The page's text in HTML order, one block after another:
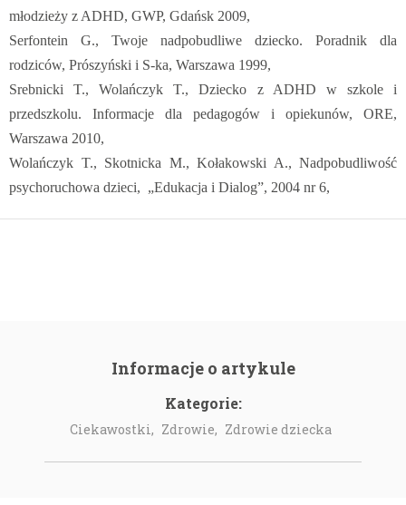
młodzieży z ADHD, GWP, Gdańsk 2009,
Serfontein G., Twoje nadpobudliwe dziecko. Poradnik dla
rodziców, Prószyński i S-ka, Warszawa 1999,
Srebnicki T., Wolańczyk T., Dziecko z ADHD w szkole i
przedszkolu. Informacje dla pedagogów i opiekunów, ORE,
Warszawa 2010,
Wolańczyk T., Skotnicka M., Kołakowski A., Nadpobudliwość
psychoruchowa dzieci, „Edukacja i Dialog”, 2004 nr 6,
Informacje o artykule
Kategorie:
Ciekawostki, Zdrowie, Zdrowie dziecka